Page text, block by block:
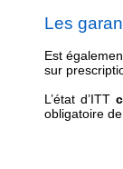
Les
Est
sur
L’état d’ITT
obligatoire